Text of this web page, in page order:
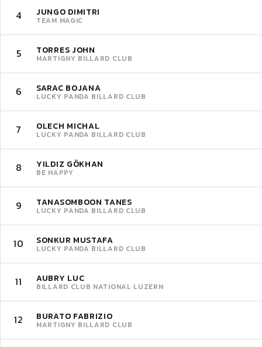
4 JUNGO DIMITRI
TEAM MAGIC
5 TORRES JOHN
MARTIGNY BILLARD CLUB
6 SARAC BOJANA
LUCKY PANDA BILLARD CLUB
7 OLECH MICHAL
LUCKY PANDA BILLARD CLUB
8 YILDIZ GÖKHAN
BE HAPPY
9 TANASOMBOON TANES
LUCKY PANDA BILLARD CLUB
10 SONKUR MUSTAFA
LUCKY PANDA BILLARD CLUB
11 AUBRY LUC
BILLARD CLUB NATIONAL LUZERN
12 BURATO FABRIZIO
MARTIGNY BILLARD CLUB